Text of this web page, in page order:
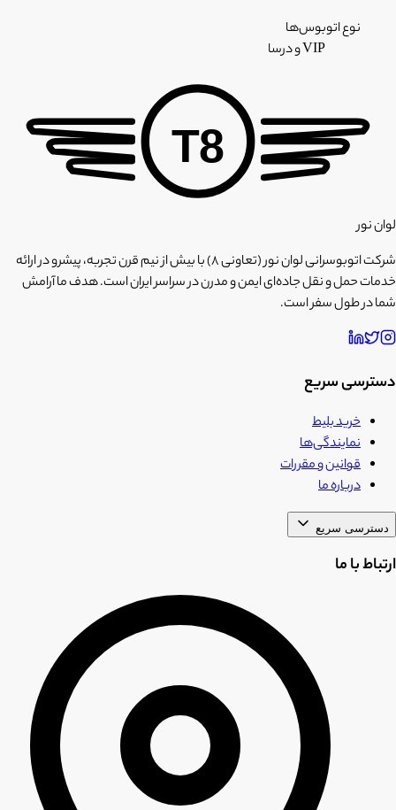
نوع اتوبوس‌ها
VIP و درسا
T8
لوان نور
شرکت اتوبوسرانی لوان نور (تعاونی ۸) با بیش از نیم قرن تجربه، پیشرو در ارائه
خدمات حمل و نقل جاده‌ای ایمن و مدرن در سراسر ایران است. هدف ما آرامش
شما در طول سفر است.
دسترسی سریع
خرید بلیط
نمایندگی‌ها
قوانین و مقررات
درباره ما
دسترسی سریع
ارتباط با ما